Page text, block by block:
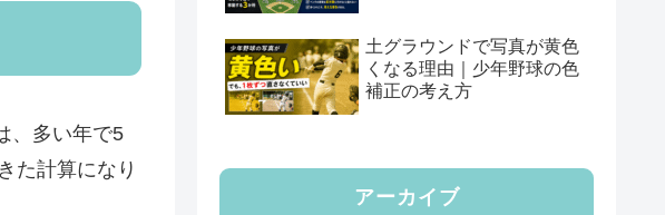
、多い年で5
た計算になり
土グラウンドで写真が黄色
くなる理由｜少年野球の色
補正の考え方
アーカイブ